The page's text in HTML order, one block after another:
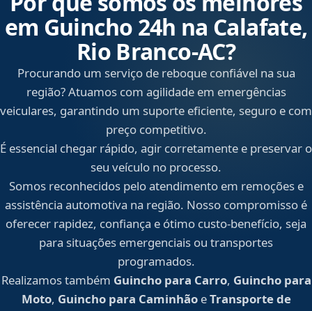
em Guincho 24h na Calafate,
Rio Branco‑AC?
Procurando um serviço de reboque confiável na sua
região? Atuamos com agilidade em emergências
veiculares, garantindo um suporte eficiente, seguro e com
preço competitivo.
É essencial chegar rápido, agir corretamente e preservar o
seu veículo no processo.
Somos reconhecidos pelo atendimento em remoções e
assistência automotiva na região. Nosso compromisso é
oferecer rapidez, confiança e ótimo custo-benefício, seja
para situações emergenciais ou transportes
programados.
Realizamos também Guincho para Carro, Guincho para
Moto, Guincho para CaminhãoeTransporte de